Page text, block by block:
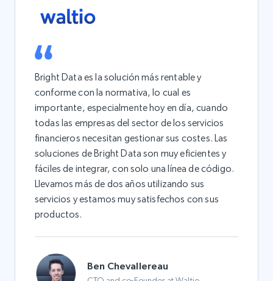
Bright Data es la solución más rentable y
conforme con la normativa, lo cual es
importante, especialmente hoy en día, cuando
todas las empresas del sector de los servicios
financieros necesitan gestionar sus costes. Las
soluciones de Bright Data son muy eficientes y
fáciles de integrar, con solo una línea de código.
Llevamos más de dos años utilizando sus
servicios y estamos muy satisfechos con sus
productos.
Ben Chevallereau